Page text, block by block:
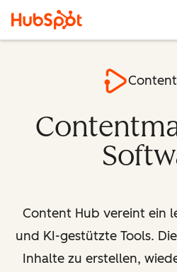
Content Hub vereint ein
und KI-gestützte Tools.
Inhalte zu erstellen,